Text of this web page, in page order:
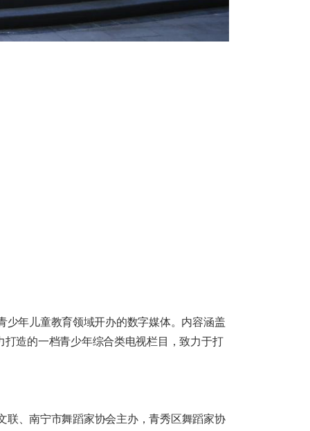
年儿童教育领域开办的数字媒体。内容涵盖
造的一档青少年综合类电视栏目，致力于打
联、南宁市舞蹈家协会主办，青秀区舞蹈家协